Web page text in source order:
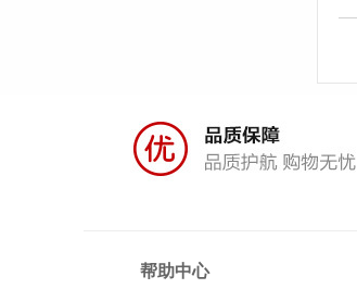
帮助中心